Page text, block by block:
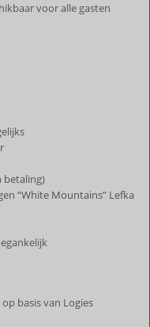
voor alle gasten
betaling)
“White Mountains” Lefka
basis van Logies